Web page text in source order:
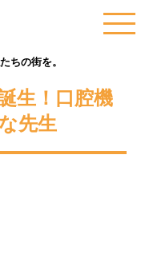
ちの街を。
生！口腔機
先生